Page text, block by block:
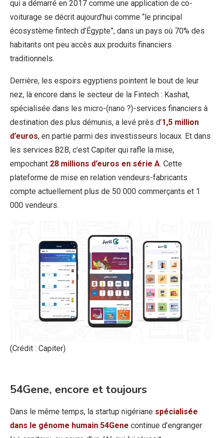
qui a démarré en 2017 comme une application de co-
voiturage se décrit aujourd’hui comme “le principal
écosystème fintech d’Égypte”, dans un pays où 70% des
habitants ont peu accès aux produits financiers
traditionnels.
Derrière, les espoirs egyptiens pointent le bout de leur
nez, là encore dans le secteur de la Fintech : Kashat,
spécialisée dans les micro-(nano ?)-services financiers à
destination des plus démunis, a levé près d’1,5 million
d’euros, en partie parmi des investisseurs locaux. Et dans
les services B2B, c’est Capiter qui rafle la mise,
empochant 28 millions d’euros en série A. Cette
plateforme de mise en relation vendeurs-fabricants
compte actuellement plus de 50 000 commerçants et 1
000 vendeurs.
(Crédit : Capiter)
54Gene, encore et toujours
Dans le même temps, la startup nigériane spécialisée
dans le génome humain 54Gene continue d’engranger